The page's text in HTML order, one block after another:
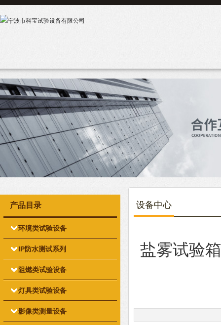
产品目录
环境类试验设备
IP防水测试系列
阻燃类试验设备
灯具类试验设备
影像类测量设备
设备中心
盐雾试验